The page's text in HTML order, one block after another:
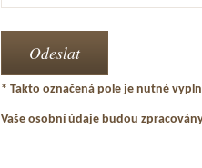
* Takto označená pole je nutné
Vaše osobní údaje budou